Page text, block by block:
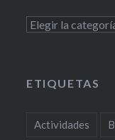
Categorías
ETIQUETAS
Actividades